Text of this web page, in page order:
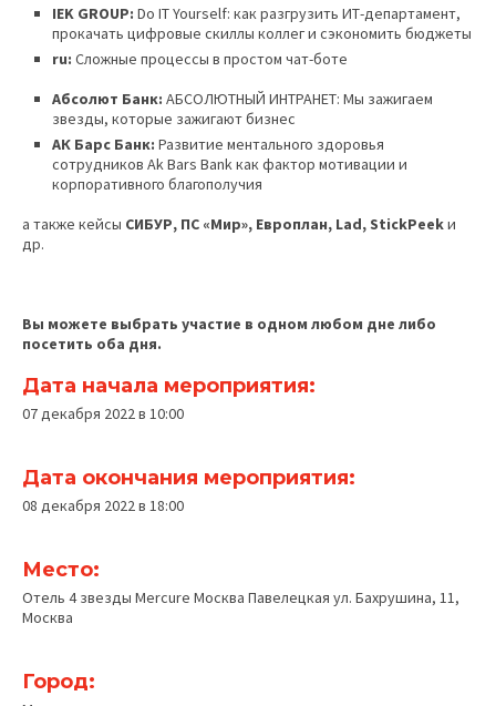
IEK GROUP: Do IT Yourself: как разгрузить ИТ-департамент,
прокачать цифровые скиллы коллег и сэкономить бюджеты
ru: Сложные процессы в простом чат-боте
Абсолют Банк: АБСОЛЮТНЫЙ ИНТРАНЕТ: Мы зажигаем
звезды, которые зажигают бизнес
АК Барс Банк: Развитие ментального здоровья
сотрудников Ak Bars Bank как фактор мотивации и
корпоративного благополучия
а также кейсы СИБУР, ПС «Мир», Европлан, Lad, StickPeekи
др.
Вы можете выбрать участие в одном любом дне либо
посетить оба дня.
Дата начала мероприятия:
07 декабря 2022 в 10:00
Дата окончания мероприятия:
08 декабря 2022 в 18:00
Место:
Отель 4 звезды Mercure Москва Павелецкая ул. Бахрушина, 11,
Москва
Город: